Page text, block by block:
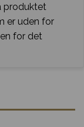
produktet
er uden for
for det